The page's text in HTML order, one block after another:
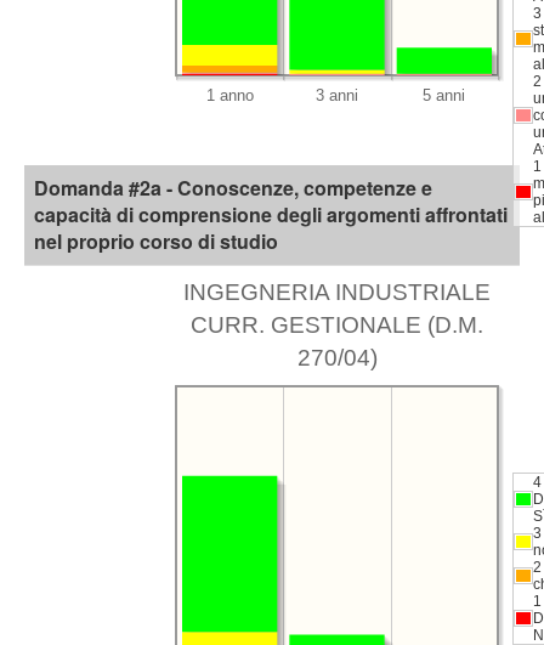
3
2
Domanda #2a - Conoscenze, competenze e
capacità di comprensione degli argomenti affrontati
nel proprio corso di studio
INGEGNERIA INDUSTRIALE
CURR. GESTIONALE (D.M.
270/04)
4
3
2